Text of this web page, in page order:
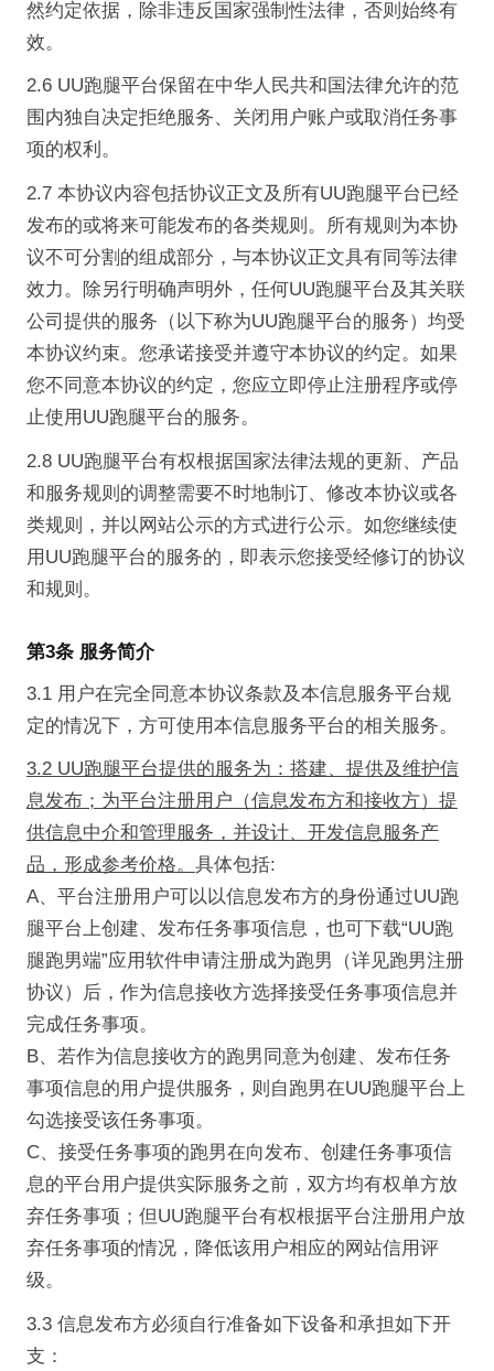
然约定依据，除非违反国家强制性法律，否则始终有
效。
2.6 UU跑腿平台保留在中华人民共和国法律允许的范
围内独自决定拒绝服务、关闭用户账户或取消任务事
项的权利。
2.7 本协议内容包括协议正文及所有UU跑腿平台已经
发布的或将来可能发布的各类规则。所有规则为本协
议不可分割的组成部分，与本协议正文具有同等法律
效力。除另行明确声明外，任何UU跑腿平台及其关联
公司提供的服务（以下称为UU跑腿平台的服务）均受
本协议约束。您承诺接受并遵守本协议的约定。如果
您不同意本协议的约定，您应立即停止注册程序或停
止使用UU跑腿平台的服务。
2.8 UU跑腿平台有权根据国家法律法规的更新、产品
和服务规则的调整需要不时地制订、修改本协议或各
类规则，并以网站公示的方式进行公示。如您继续使
用UU跑腿平台的服务的，即表示您接受经修订的协议
和规则。
第3条 服务简介
3.1 用户在完全同意本协议条款及本信息服务平台规
定的情况下，方可使用本信息服务平台的相关服务。
3.2 UU跑腿平台提供的服务为：搭建、提供及维护信
息发布；为平台注册用户（信息发布方和接收方）提
供信息中介和管理服务，并设计、开发信息服务产
品，形成参考价格。 具体包括:
A、平台注册用户可以以信息发布方的身份通过UU跑
腿平台上创建、发布任务事项信息，也可下载“UU跑
腿跑男端”应用软件申请注册成为跑男（详见跑男注册
协议）后，作为信息接收方选择接受任务事项信息并
完成任务事项。
B、若作为信息接收方的跑男同意为创建、发布任务
事项信息的用户提供服务，则自跑男在UU跑腿平台上
勾选接受该任务事项。
C、接受任务事项的跑男在向发布、创建任务事项信
息的平台用户提供实际服务之前，双方均有权单方放
弃任务事项；但UU跑腿平台有权根据平台注册用户放
弃任务事项的情况，降低该用户相应的网站信用评
级。
3.3 信息发布方必须自行准备如下设备和承担如下开
支：